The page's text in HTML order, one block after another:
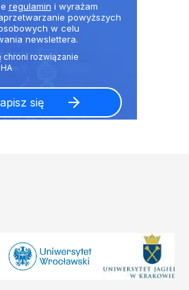
regulamin i wyrażam
powyższych
w celu
newslettera.